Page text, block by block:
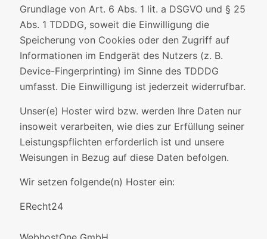
Grundlage von Art. 6 Abs. 1 lit. a DSGVO und § 25
Abs. 1 TDDDG, soweit die Einwilligung die
Speicherung von Cookies oder den Zugriff auf
Informationen im Endgerät des Nutzers (z. B.
Device-Fingerprinting) im Sinne des TDDDG
umfasst. Die Einwilligung ist jederzeit widerrufbar.
Unser(e) Hoster wird bzw. werden Ihre Daten nur
insoweit verarbeiten, wie dies zur Erfüllung seiner
Leistungspflichten erforderlich ist und unsere
Weisungen in Bezug auf diese Daten befolgen.
Wir setzen folgende(n) Hoster ein:
ERecht24